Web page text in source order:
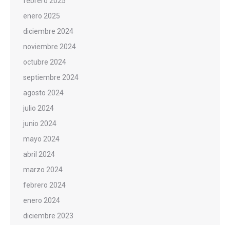
enero 2025
diciembre 2024
noviembre 2024
octubre 2024
septiembre 2024
agosto 2024
julio 2024
junio 2024
mayo 2024
abril 2024
marzo 2024
febrero 2024
enero 2024
diciembre 2023